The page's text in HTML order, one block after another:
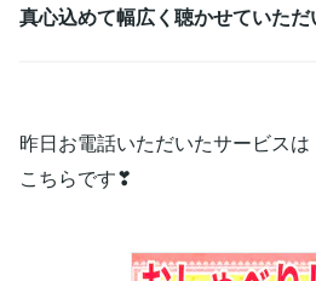
真心込めて幅広く聴かせていただ
昨日お電話いただいたサービスは
こちらです❣